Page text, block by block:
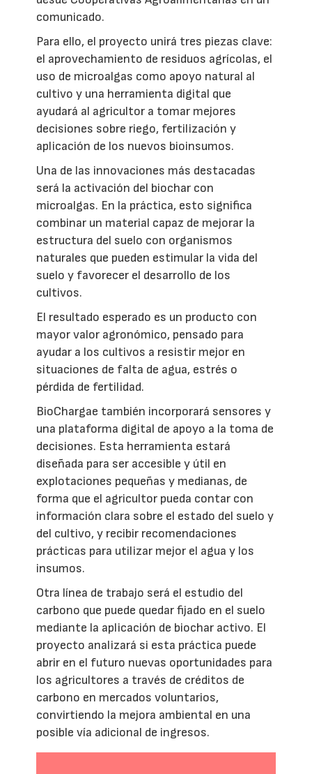
comunicado.
Para ello, el proyecto unirá tres piezas clave:
el aprovechamiento de residuos agrícolas, el
uso de microalgas como apoyo natural al
cultivo y una herramienta digital que
ayudará al agricultor a tomar mejores
decisiones sobre riego, fertilización y
aplicación de los nuevos bioinsumos.
Una de las innovaciones más destacadas
será la activación del biochar con
microalgas. En la práctica, esto significa
combinar un material capaz de mejorar la
estructura del suelo con organismos
naturales que pueden estimular la vida del
suelo y favorecer el desarrollo de los
cultivos.
El resultado esperado es un producto con
mayor valor agronómico, pensado para
ayudar a los cultivos a resistir mejor en
situaciones de falta de agua, estrés o
pérdida de fertilidad.
BioChargae también incorporará sensores y
una plataforma digital de apoyo a la toma de
decisiones. Esta herramienta estará
diseñada para ser accesible y útil en
explotaciones pequeñas y medianas, de
forma que el agricultor pueda contar con
información clara sobre el estado del suelo y
del cultivo, y recibir recomendaciones
prácticas para utilizar mejor el agua y los
insumos.
Otra línea de trabajo será el estudio del
carbono que puede quedar fijado en el suelo
mediante la aplicación de biochar activo. El
proyecto analizará si esta práctica puede
abrir en el futuro nuevas oportunidades para
los agricultores a través de créditos de
carbono en mercados voluntarios,
convirtiendo la mejora ambiental en una
posible vía adicional de ingresos.